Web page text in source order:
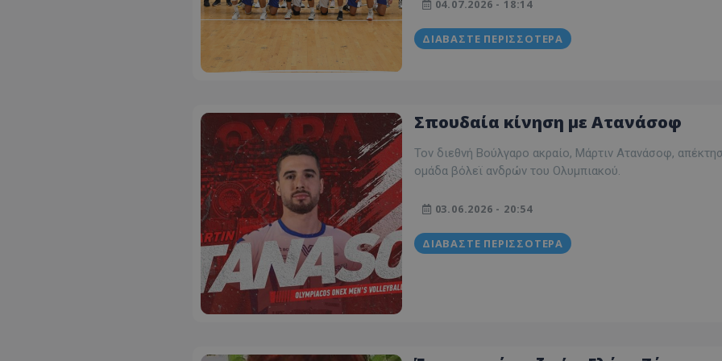
04.07.2026 - 18:14
ΔΙΑΒΆΣΤΕ ΠΕΡΙΣΣΌΤΕΡΑ
Σπουδαία κίνηση με Ατανάσοφ
Τον διεθνή Βούλγαρο ακραίο, Μάρτιν Ατανάσοφ,
ομάδα βόλεϊ ανδρών του Ολυμπιακού.
03.06.2026 - 20:54
ΔΙΑΒΆΣΤΕ ΠΕΡΙΣΣΌΤΕΡΑ